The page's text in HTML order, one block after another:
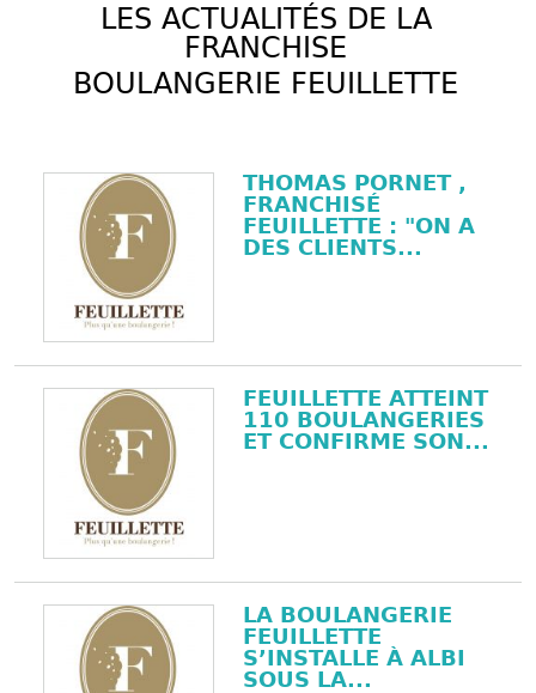
LES ACTUALITÉS DE LA
FRANCHISE
BOULANGERIE FEUILLETTE
THOMAS PORNET ,
FRANCHISÉ
FEUILLETTE : "ON A
DES CLIENTS...
FEUILLETTE ATTEINT
110 BOULANGERIES
ET CONFIRME SON...
LA BOULANGERIE
FEUILLETTE
S’INSTALLE À ALBI
SOUS LA...